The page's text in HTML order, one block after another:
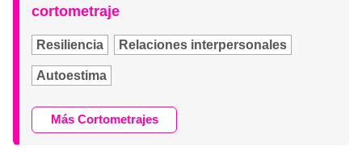
cortometraje
Resiliencia Relaciones interpersonales
Autoestima
Más Cortometrajes